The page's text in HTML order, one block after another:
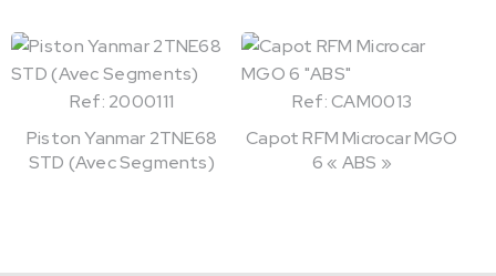
Ref: 2000111
Piston Yanmar 2TNE68
STD (Avec Segments)
Ref: CAM0013
Capot RFM Microcar MGO
6 « ABS »